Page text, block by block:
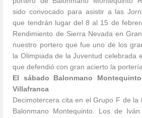
sido convocado para asistir a las
que tendrán lugar del 8 al 15 de
Rendimiento de Sierra Nevada en
nuestro portero que fue uno de los
la Olimpiada de la Juventud celebrada
que defendió con gran acierto la
El sábado Balonmano
Villafranca
Decimotercera cita en el Grupo F de la
Balonmano Montequinto. Los de